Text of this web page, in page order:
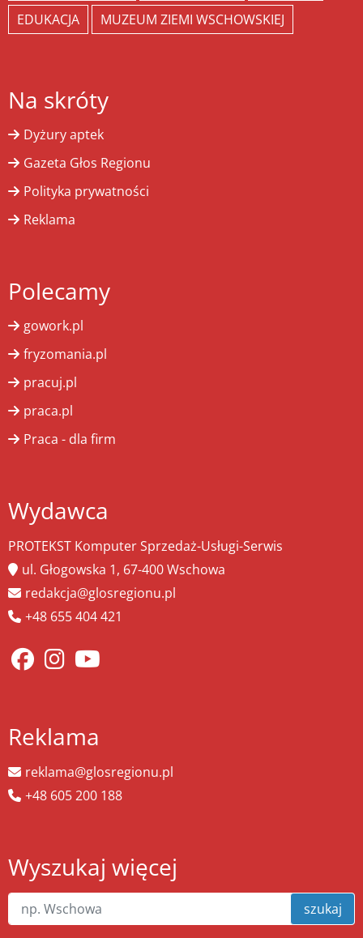
EDUKACJA
MUZEUM ZIEMI WSCHOWSKIEJ
Na skróty
Dyżury aptek
Gazeta Głos Regionu
Polityka prywatności
Reklama
Polecamy
gowork.pl
fryzomania.pl
pracuj.pl
praca.pl
Praca - dla firm
Wydawca
PROTEKST Komputer Sprzedaż-Usługi-Serwis
ul. Głogowska 1, 67-400 Wschowa
redakcja@glosregionu.pl
+48 655 404 421
Reklama
reklama@glosregionu.pl
+48 605 200 188
Wyszukaj więcej
szukaj